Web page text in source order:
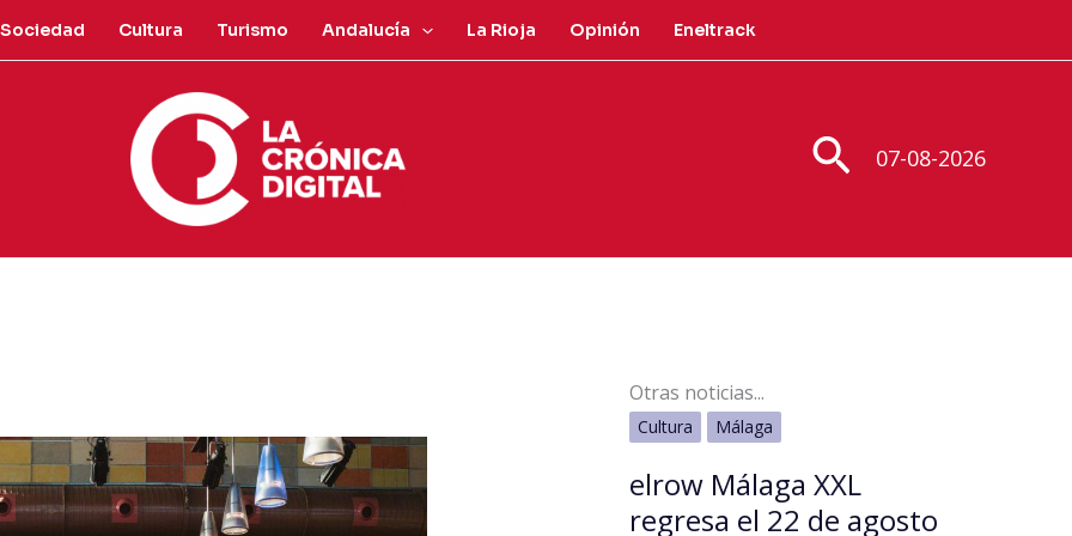
Sociedad Cultura Turismo Andalucía La Rioja Opinión Eneltrack
Buscar
07-08-2026
Otras noticias...
Cultura Málaga
elrow Málaga XXL
regresa el 22 de agosto